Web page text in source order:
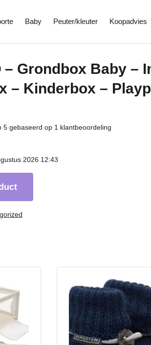
Baby Peuter/kleuter Koopadvies
Grondbox Baby –
– Kinderbox –
5 gebaseerd op 1 klantbeoordeling
2026 12:43